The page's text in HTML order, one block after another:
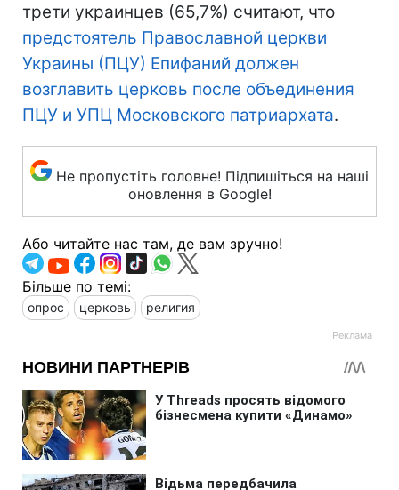
трети украинцев (65,7%) считают, что
предстоятель Православной церкви
Украины (ПЦУ) Епифаний должен
возглавить церковь после объединения
ПЦУ и УПЦ Московского патриархата.
Не пропустіть головне! Підпишіться на наші
оновлення в Google!
Або читайте нас там, де вам зручно!
Більше по темі:
опрос церковь религия